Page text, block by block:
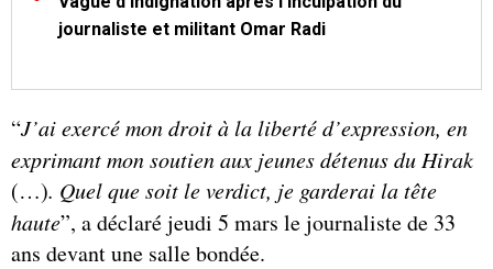
journaliste et militant Omar Radi
“J’ai exercé mon droit à la liberté d’expression, en
exprimant mon soutien aux jeunes détenus du Hirak
(…). Quel que soit le verdict, je garderai la tête
haute”, a déclaré jeudi 5 mars le journaliste de 33
ans devant une salle bondée.